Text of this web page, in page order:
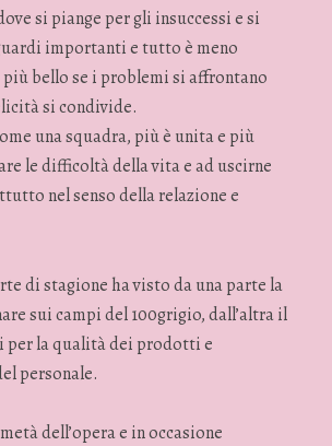
si piange per gli insuccessi e si
importanti e tutto è meno
bello se i problemi si affrontano
si condivide.
una squadra, più è unita e più
le difficoltà della vita e ad uscirne
nel senso della relazione e
di stagione ha visto da una parte la
sui campi del 100grigio, dall’altra il
per la qualità dei prodotti e
personale.
dell’opera e in occasione